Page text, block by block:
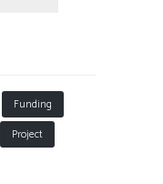
Funding
Project